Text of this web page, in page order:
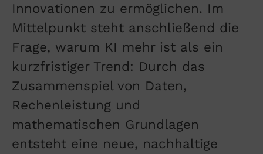
Innovationen zu ermöglichen. Im
Mittelpunkt steht anschließend die
Frage, warum KI mehr ist als ein
kurzfristiger Trend: Durch das
Zusammenspiel von Daten,
Rechenleistung und
mathematischen Grundlagen
entsteht eine neue, nachhaltige